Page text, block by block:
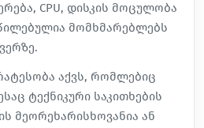
CPU, დისკის მოცულობა
მომხმარებლებს
აქვს, რომლებიც
ტექნიკური საკითხების
მეორეხარისხოვანია ან